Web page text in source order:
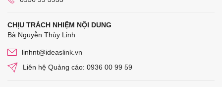
CHỊU TRÁCH NHIỆM NỘI DUNG
Bà Nguyễn Thùy Linh
linhnt@ideaslink.vn
Liên hệ Quảng cáo: 0936 00 99 59